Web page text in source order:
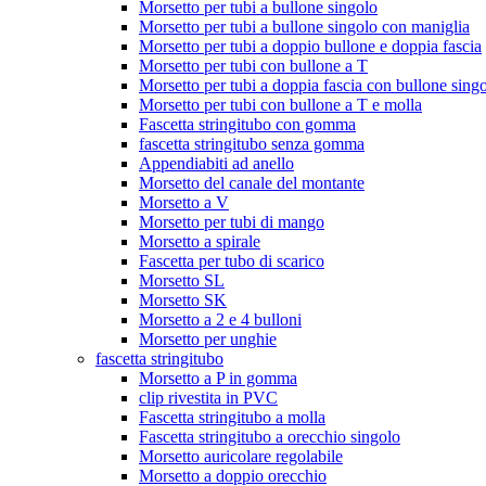
Morsetto per tubi a bullone singolo
Morsetto per tubi a bullone singolo con maniglia
Morsetto per tubi a doppio bullone e doppia fascia
Morsetto per tubi con bullone a T
Morsetto per tubi a doppia fascia con bullone
Morsetto per tubi con bullone a T e molla
Fascetta stringitubo con gomma
fascetta stringitubo senza gomma
Appendiabiti ad anello
Morsetto del canale del montante
Morsetto a V
Morsetto per tubi di mango
Morsetto a spirale
Fascetta per tubo di scarico
Morsetto SL
Morsetto SK
Morsetto a 2 e 4 bulloni
Morsetto per unghie
fascetta stringitubo
Morsetto a P in gomma
clip rivestita in PVC
Fascetta stringitubo a molla
Fascetta stringitubo a orecchio singolo
Morsetto auricolare regolabile
Morsetto a doppio orecchio